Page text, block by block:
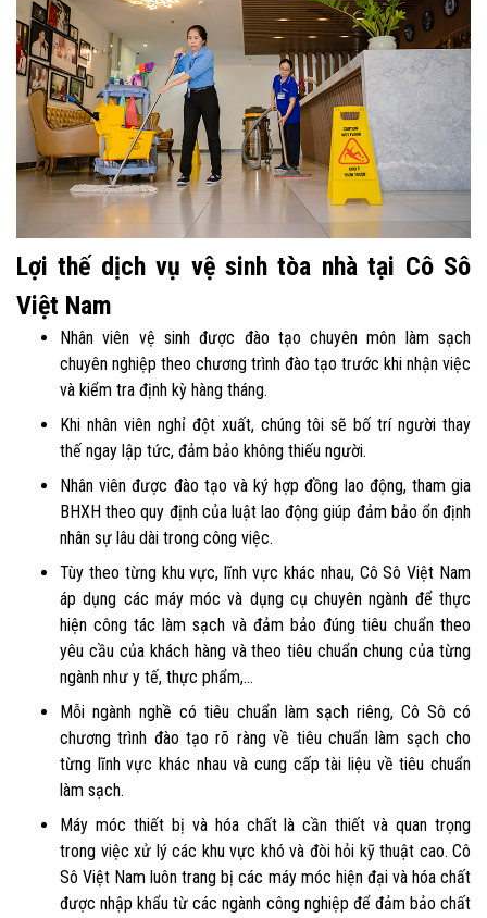
Lợi thế dịch vụ vệ sinh tòa nhà tại Cô Sô
Việt Nam
Nhân viên vệ sinh được đào tạo chuyên môn làm sạch
chuyên nghiệp theo chương trình đào tạo trước khi nhận việc
và kiểm tra định kỳ hàng tháng.
Khi nhân viên nghỉ đột xuất, chúng tôi sẽ bố trí người thay
thế ngay lập tức, đảm bảo không thiếu người.
Nhân viên được đào tạo và ký hợp đồng lao động, tham gia
BHXH theo quy định của luật lao động giúp đảm bảo ổn định
nhân sự lâu dài trong công việc.
Tùy theo từng khu vực, lĩnh vực khác nhau, Cô Sô Việt Nam
áp dụng các máy móc và dụng cụ chuyên ngành để thực
hiện công tác làm sạch và đảm bảo đúng tiêu chuẩn theo
yêu cầu của khách hàng và theo tiêu chuẩn chung của từng
ngành như y tế, thực phẩm,...
Mỗi ngành nghề có tiêu chuẩn làm sạch riêng, Cô Sô có
chương trình đào tạo rõ ràng về tiêu chuẩn làm sạch cho
từng lĩnh vực khác nhau và cung cấp tài liệu về tiêu chuẩn
làm sạch.
Máy móc thiết bị và hóa chất là cần thiết và quan trọng
trong việc xử lý các khu vực khó và đòi hỏi kỹ thuật cao. Cô
Sô Việt Nam luôn trang bị các máy móc hiện đại và hóa chất
được nhập khẩu từ các ngành công nghiệp để đảm bảo chất